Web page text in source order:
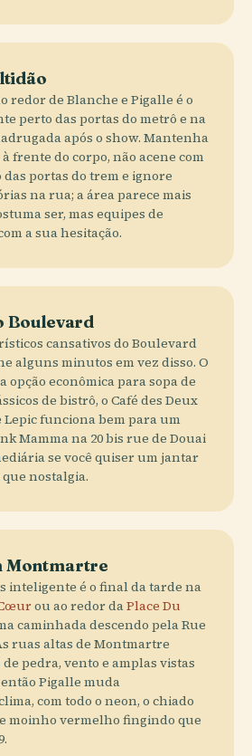
redor de Blanche e Pigalle é o
perto das portas do metrô e na
após o show. Mantenha
frente do corpo, não acene com
portas do trem e ignore
na rua; a área parece mais
ser, mas equipes de
a sua hesitação.
Boulevard
cansativos do Boulevard
alguns minutos em vez disso. O
opção econômica para sopa de
de bistrô, o Café des Deux
Lepic funciona bem para um
Mamma na 20 bis rue de Douai
se você quiser um jantar
nostalgia.
Montmartre
inteligente é o final da tarde na
ou ao redor daPlace Du
caminhada descendo pela Rue
ruas altas de Montmartre
pedra, vento e amplas vistas
Pigalle muda
com todo o neon, o chiado
moinho vermelho fingindo que